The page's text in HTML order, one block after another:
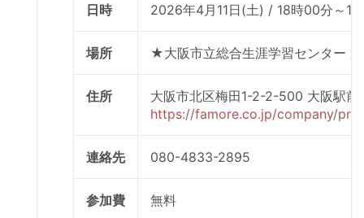
日時 2026年4月11日(土) / 18時00分～
場所 ★大阪市立総合生涯学習センター
住所
大阪市北区梅田1-2-2-500 大阪駅
https://famore.co.jp/company/
連絡先 080-4833-2895
参加費 無料